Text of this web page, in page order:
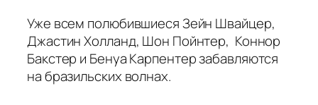
Уже всем полюбившиеся Зейн Швайцер,
Джастин Холланд, Шон Пойнтер, Коннор
Бакстер и Бенуа Карпентер забавляются
на бразильских волнах.